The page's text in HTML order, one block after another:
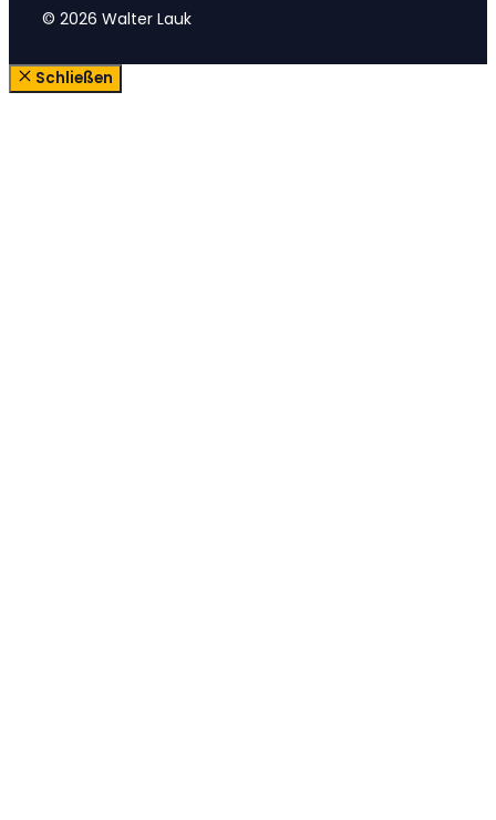
© 2026 Walter Lauk
Schließen